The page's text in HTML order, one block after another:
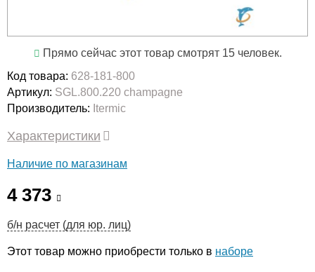
Прямо сейчас этот товар смотрят 15 человек.
Код товара: 628-181-800
Артикул: SGL.800.220 champagne
Производитель: Itermic
Характеристики
Наличие по магазинам
4 373
б/н расчет (для юр. лиц)
Этот товар можно приобрести только в наборе